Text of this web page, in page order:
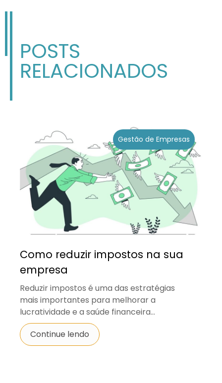
POSTS
RELACIONADOS
Gestão de Empresas
Como reduzir impostos na sua
empresa
Reduzir impostos é uma das estratégias
mais importantes para melhorar a
lucratividade e a saúde financeira...
Continue lendo